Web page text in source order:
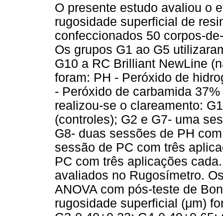
O presente estudo avaliou o
rugosidade superficial de
confeccionados 50 corpos-
Os grupos G1 ao G5
G10 a RC Brilliant NewLine
foram: PH - Peróxido de
- Peróxido de carbamida
realizou-se o clareamento:
(controles); G2 e G7- uma
G8- duas sessões de PH
sessão de PC com três
PC com três aplicações
avaliados no Rugosímetro.
ANOVA com pós-teste de
rugosidade superficial (μm)